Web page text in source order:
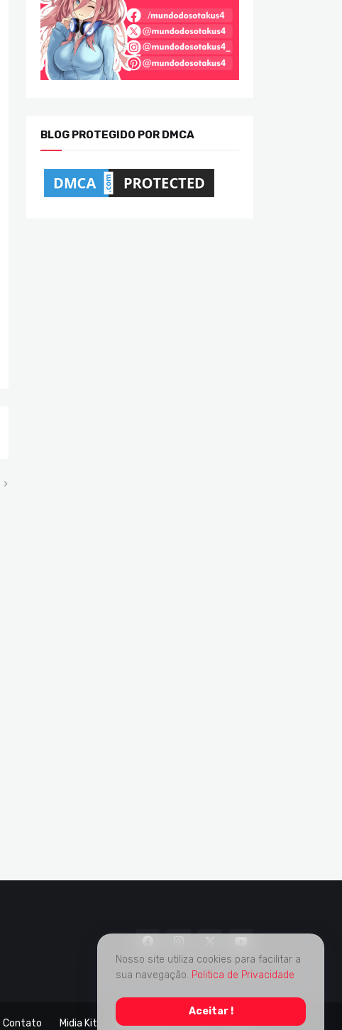
BLOG PROTEGIDO POR DMCA
Contato Midia Kit Verificação de Fatos Sobre
Nosso site utiliza cookies para facilitar a
sua navegação. Politica de Privacidade
Aceitar !